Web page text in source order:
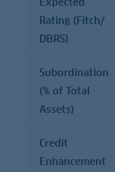
Rating (Fitch/
DBRS)
Subordination
(% of Total
Assets)
Credit
Enhancement